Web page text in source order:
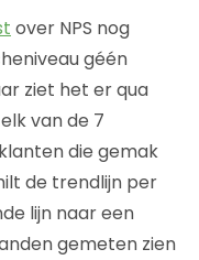
over NPS nog
géén
ziet het er qua
van de 7
die gemak
de trendlijn per
lijn naar een
gemeten zien